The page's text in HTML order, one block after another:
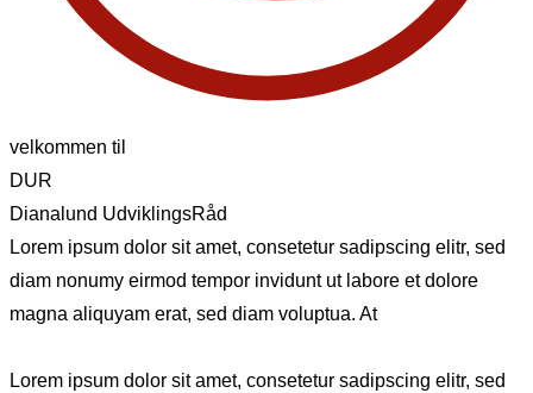
velkommen til
DUR
Dianalund UdviklingsRåd
Lorem ipsum dolor sit amet, consetetur sadipscing elitr, sed
diam nonumy eirmod tempor invidunt ut labore et dolore
magna aliquyam erat, sed diam voluptua. At
Lorem ipsum dolor sit amet, consetetur sadipscing elitr, sed